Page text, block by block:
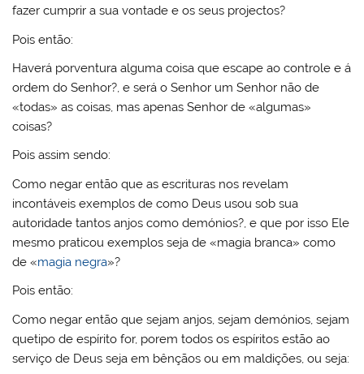
fazer cumprir a sua vontade e os seus projectos?
Pois então:
Haverá porventura alguma coisa que escape ao controle e á
ordem do Senhor?, e será o Senhor um Senhor não de
«todas» as coisas, mas apenas Senhor de «algumas»
coisas?
Pois assim sendo:
Como negar então que as escrituras nos revelam
incontáveis exemplos de como Deus usou sob sua
autoridade tantos anjos como demónios?, e que por isso Ele
mesmo praticou exemplos seja de «magia branca» como
de «magia negra»?
Pois então:
Como negar então que sejam anjos, sejam demónios, sejam
quetipo de espírito for, porem todos os espíritos estão ao
serviço de Deus seja em bênçãos ou em maldições, ou seja: